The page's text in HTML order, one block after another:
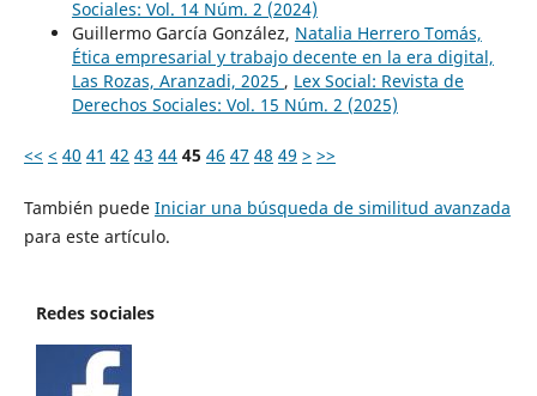
Sociales: Vol. 14 Núm. 2 (2024)
Guillermo García González, Natalia Herrero Tomás,
Ética empresarial y trabajo decente en la era digital,
Las Rozas, Aranzadi, 2025 , Lex Social: Revista de
Derechos Sociales: Vol. 15 Núm. 2 (2025)
<< < 40 41 42 43 44 45 46 47 48 49 > >>
También puede Iniciar una búsqueda de similitud avanzada
para este artículo.
Redes sociales